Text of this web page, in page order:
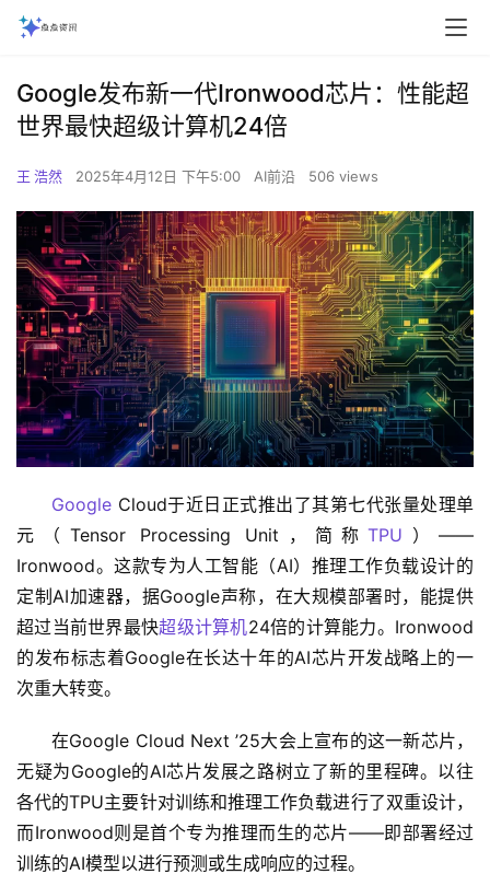
‌Google发布新一代Ironwood芯片：性能超
世界最快超级计算机24倍‌
王 浩然 2025年4月12日 下午5:00 AI前沿 506 views
Google Cloud于近日正式推出了其第七代张量处理单
元（Tensor Processing Unit，简称TPU ）——
Ironwood。这款专为人工智能（AI）推理工作负载设计的
定制AI加速器，据Google声称，在大规模部署时，能提供
超过当前世界最快超级计算机24倍的计算能力。Ironwood
的发布标志着Google在长达十年的AI芯片开发战略上的一
次重大转变。
在Google Cloud Next ’25大会上宣布的这一新芯片，
无疑为Google的AI芯片发展之路树立了新的里程碑。以往
各代的TPU主要针对训练和推理工作负载进行了双重设计，
而Ironwood则是首个专为推理而生的芯片——即部署经过
训练的AI模型以进行预测或生成响应的过程。